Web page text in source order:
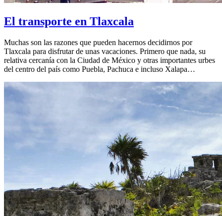
El transporte en Tlaxcala
Muchas son las razones que pueden hacernos decidirnos por
Tlaxcala para disfrutar de unas vacaciones. Primero que nada, su
relativa cercanía con la Ciudad de México y otras importantes urbes
del centro del país como Puebla, Pachuca e incluso Xalapa…